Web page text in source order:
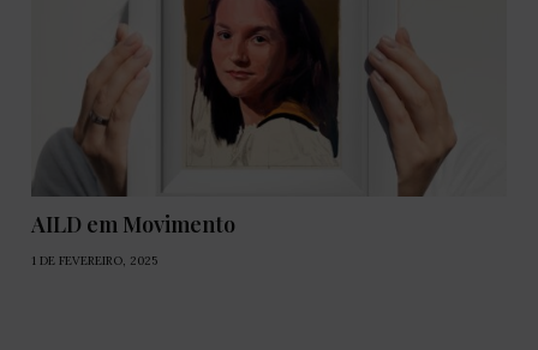
AILD em Movimento
1 DE FEVEREIRO, 2025